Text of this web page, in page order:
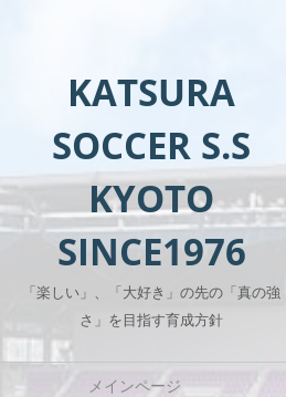
KATSURA
SOCCER S.S
KYOTO
SINCE1976
「楽しい」、「大好き」の先の「真の強
さ」を目指す育成方針
メインページ